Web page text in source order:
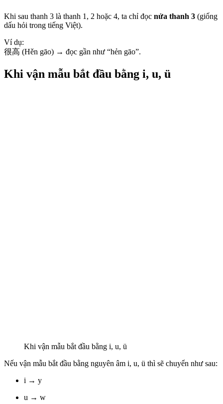
Khi sau thanh 3 là thanh 1, 2 hoặc 4, ta chỉ đọc nửa thanh 3 (giống
dấu hỏi trong tiếng Việt).
Ví dụ:
很高 (Hěn gāo) → đọc gần như “hẻn gāo”.
Khi vận mẫu bắt đầu bằng i, u, ü
Khi vận mẫu bắt đầu bằng i, u, ü
Nếu vận mẫu bắt đầu bằng nguyên âm i, u, ü thì sẽ chuyển như sau:
i → y
u → w